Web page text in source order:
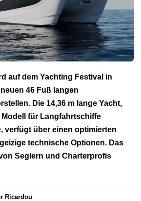
auf dem Yachting Festival in
46 Fuß langen
Die 14,36 m lange Yacht,
für Langfahrtschiffe
verfügt über einen optimierten
technische Optionen. Das
Seglern und Charterprofis
Ricardou